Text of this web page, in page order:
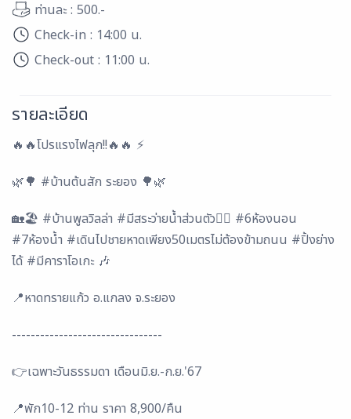
ท่านละ : 500.-
Check-in : 14:00 น.
Check-out : 11:00 น.
รายละเอียด
🔥🔥โปรแรงไฟลุก!!🔥🔥 ⚡
🌿🌳 #บ้านต้นสัก ระยอง 🌳🌿
🏡🏖 #บ้านพูลวิลล่า #มีสระว่ายน้ำส่วนตัว🏊‍♂️ #6ห้องนอน
#7ห้องน้ำ #เดินไปชายหาดเพียง50เมตรไม่ต้องข้ามถนน #ปิ้งย่าง
ได้ #มีคาราโอเกะ 🎶
📍หาดทรายแก้ว อ.แกลง จ.ระยอง
--------------------------------
👉เฉพาะวันธรรมดา เดือนมิ.ย.-ก.ย.'67
📍พัก10-12 ท่าน ราคา 8,900/คืน